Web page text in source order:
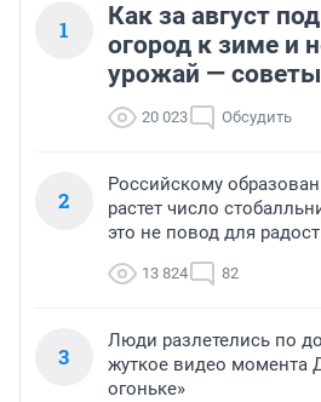
1
Как за август
огород к зиме и
урожай —
20 023 Обсудить
2
Российскому
растет число
это не повод для
13 824 82
3
Люди разлетелись по
жуткое видео момента
огоньке»